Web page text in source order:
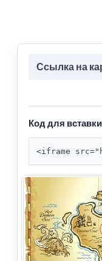
Ссылка на
Код для
<iframe